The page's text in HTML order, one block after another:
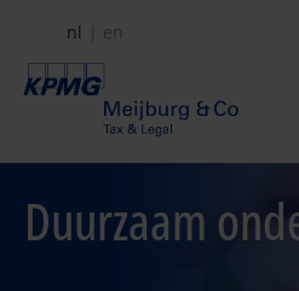
naar
Secundair
menu
nl en
Duurzaam